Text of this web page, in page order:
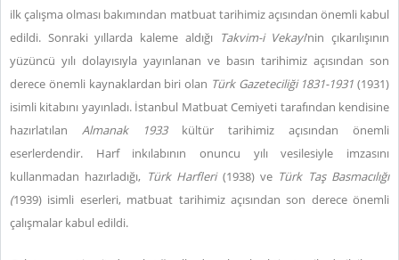
ilk çalışma olması bakımından matbuat tarihimiz açısından önemli kabul
edildi. Sonraki yıllarda kaleme aldığı Takvim-i Vekayi’nin çıkarılışının
yüzüncü yılı dolayısıyla yayınlanan ve basın tarihimiz açısından son
derece önemli kaynaklardan biri olan Türk Gazeteciliği 1831-1931 (1931)
isimli kitabını yayınladı. İstanbul Matbuat Cemiyeti tarafından kendisine
hazırlatılan Almanak 1933kültür tarihimiz açısından önemli
eserlerdendir.
Harf inkılabının onuncu yılı vesilesiyle imzasını
kullanmadan hazırladığı, Türk Harfleri (1938) ve Türk Taş Basmacılığı
(1939) isimli eserleri, matbuat tarihimiz açısından son derece önemli
çalışmalar kabul edildi.